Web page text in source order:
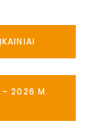
– 2026 M.